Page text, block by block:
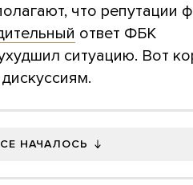
что репутации
ответ ФБК
ситуацию. Вот
НАЧАЛОСЬ